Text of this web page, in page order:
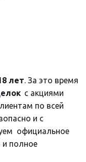
лет. За это время
  с акциями
по всей
и с
официальное
и полное